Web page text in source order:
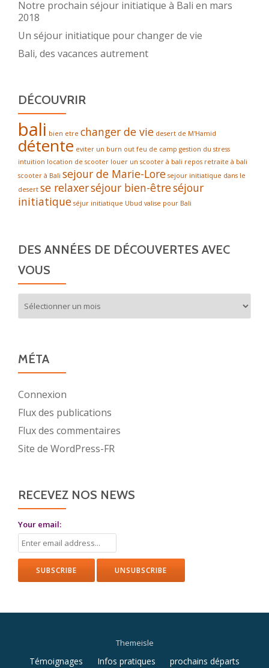
Notre prochain séjour initiatique à Bali en mars
2018
Un séjour initiatique pour changer de vie
Bali, des vacances autrement
DÉCOUVRIR
bali bien etre changer de vie desert de M'Hamid
détente eviter un burn out feu de camp gestion du stress
intuition location de scooter louer un scooter à bali repos retraite à bali
scooter à Bali sejour de Marie-Lore sejour initiatique dans le
desert se relaxerséjour bien-êtreséjour
initiatique séjur initiatique Ubud valise pour Bali
DES ANNÉES DE DÉCOUVERTES AVEC
VOUS
années
vous
MÉTA
Connexion
Flux des publications
Flux des commentaires
Site de WordPress-FR
RECEVEZ NOS NEWS
Your email:
Themeisle
Menu
Témoignages Infos pratiques prochains départs